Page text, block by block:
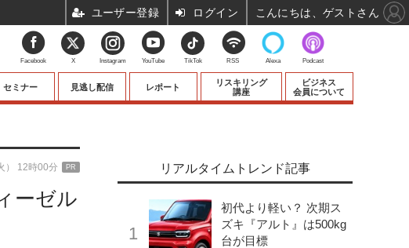
セミナー 見逃し配信 レポート
リスキリング
講座
ビジネス
会員について
ーゼル
） 12時00分 PR リアルタイムトレンド記事
初代より軽い？ 次期ス
ズキ『アルト』は500kg
台が目標
Facebook X Instagram YouTube TikTok RSS Alexa Podcast
ユーザー登録 ログイン こんにちは、ゲストさん